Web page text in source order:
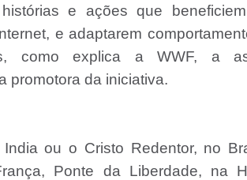
histórias e ações que
e adaptarem
como explica a WWF, a
promotora da iniciativa.
ou o Cristo Redentor, no
Ponte da Liberdade, na